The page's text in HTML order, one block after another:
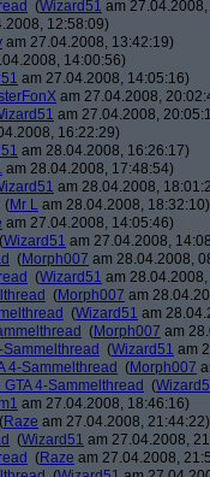
(Wizard51 am
12:58:09)
am 27.04.2008, 13:42:19)
14:00:56)
am 27.04.2008, 14:05:16)
am 27.04.2008,
am 27.04.2008,
16:22:29)
am 28.04.2008, 16:26:17)
am 28.04.2008, 17:48:54)
am 28.04.2008,
(Mr L am 28.04.2008, 18:32:10)
am 27.04.2008, 14:05:46)
(Wizard51 am 27.04.2008,
(Morph007 am 28.04.2008,
(Wizard51 am
(Morph007 am
(Wizard51 am
(Morph007 am
Sammelthread (Wizard51 am
4-Sammelthread (Morph007
4-Sammelthread (
am 27.04.2008, 18:46:16)
(Raze am 27.04.2008, 21:44:22)
(Wizard51 am 27.04.2008,
(Raze am 27.04.2008,